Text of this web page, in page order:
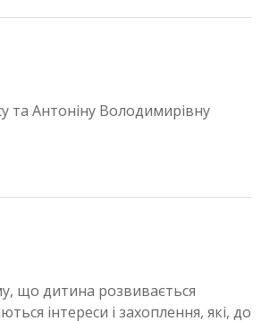
та Антоніну Володимирівну
що дитина розвивається
інтереси і захоплення, які, до